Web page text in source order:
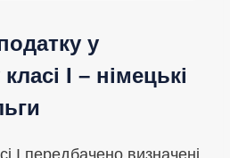
у
I – німецькі